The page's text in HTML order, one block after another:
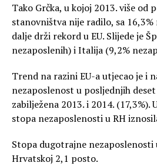
Tako Grčka, u kojoj 2013. više od
stanovništva nije radilo, sa
dalje drži rekord u EU. Slijede je
nezaposlenih) i Italija (9,2%
Trend na razini EU-a utjecao je i
nezaposlenost u posljednjih
zabilježena 2013. i 2014. (17,3%).
stopa nezaposlenosti u RH
Stopa dugotrajne nezaposlenosti
Hrvatskoj 2,1 posto.